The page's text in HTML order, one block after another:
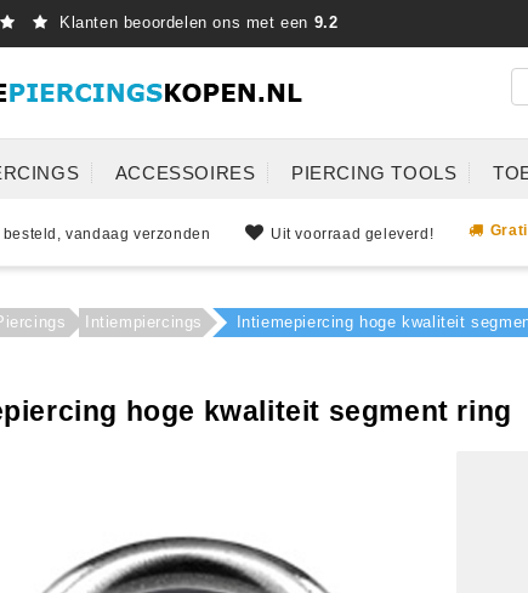
Klanten beoordelen ons met een 9.2
ACCESSOIRES PIERCING TOOLS
besteld, vandaag verzonden Uit voorraad geleverd!
Intiempiercings Intiemepiercing hoge kwaliteit
hoge kwaliteit segment ring